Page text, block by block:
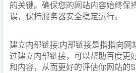
的关键。确保您的网站内容始终保
误，保持服务器安全稳定运行。
建立内部链接:内部链接是指指向网
过建立内部链接，可以帮助百度更
和内容，从而更好的评估你网站的